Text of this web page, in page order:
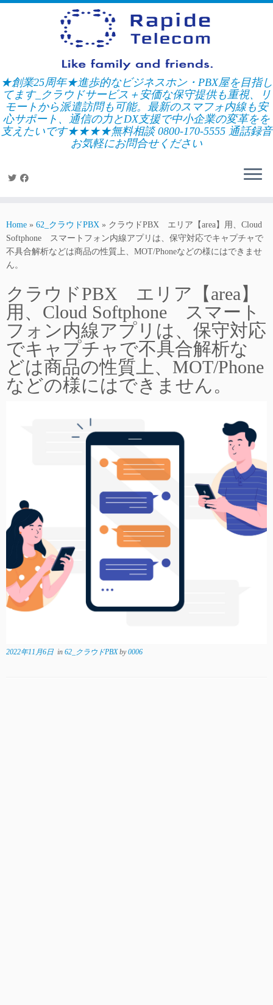
Skip
★創業25周年★進歩的なビジネスホン・PBX屋を目指し
てます_クラウドサービス＋安価な保守提供も重視、リ
モートから派遣訪問も可能。最新のスマフォ内線も安
心サポート、通信の力とDX支援で中小企業の変革をを
支えたいです★★★★無料相談 0800-170-5555 通話録音
お気軽にお問合せください
Home » 62_クラウドPBX » クラウドPBX エリア【area】用、Cloud
Softphone スマートフォン内線アプリは、保守対応でキャプチャで
不具合解析などは商品の性質上、MOT/Phoneなどの様にはできませ
ん。
クラウドPBX エリア【area】
用、Cloud Softphone スマート
フォン内線アプリは、保守対応
でキャプチャで不具合解析な
どは商品の性質上、MOT/Phone
などの様にはできません。
2022年11月6日 in 62_クラウドPBXby0006